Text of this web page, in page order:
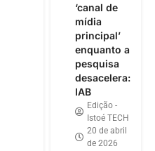
‘canal de
mídia
principal’
enquanto a
pesquisa
desacelera:
IAB
Edição -
Istoé TECH
20 de abril
de 2026